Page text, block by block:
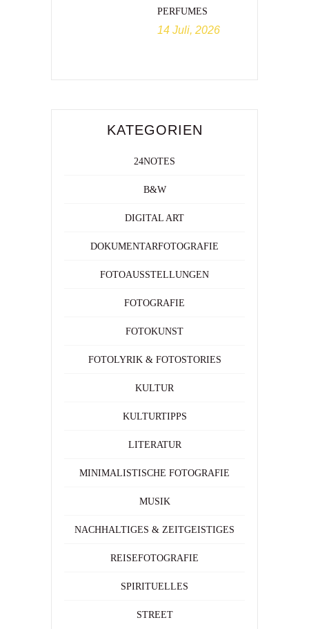
PERFUMES
14 Juli, 2026
KATEGORIEN
24NOTES
B&W
DIGITAL ART
DOKUMENTARFOTOGRAFIE
FOTOAUSSTELLUNGEN
FOTOGRAFIE
FOTOKUNST
FOTOLYRIK & FOTOSTORIES
KULTUR
KULTURTIPPS
LITERATUR
MINIMALISTISCHE FOTOGRAFIE
MUSIK
NACHHALTIGES & ZEITGEISTIGES
REISEFOTOGRAFIE
SPIRITUELLES
STREET